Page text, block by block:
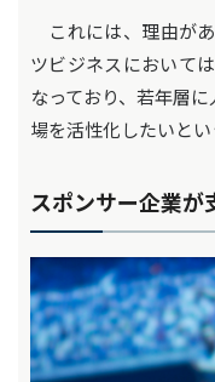
これには、理由が
ツビジネスにおいて
なっており、若年層
場を活性化したいと
スポンサー企業が